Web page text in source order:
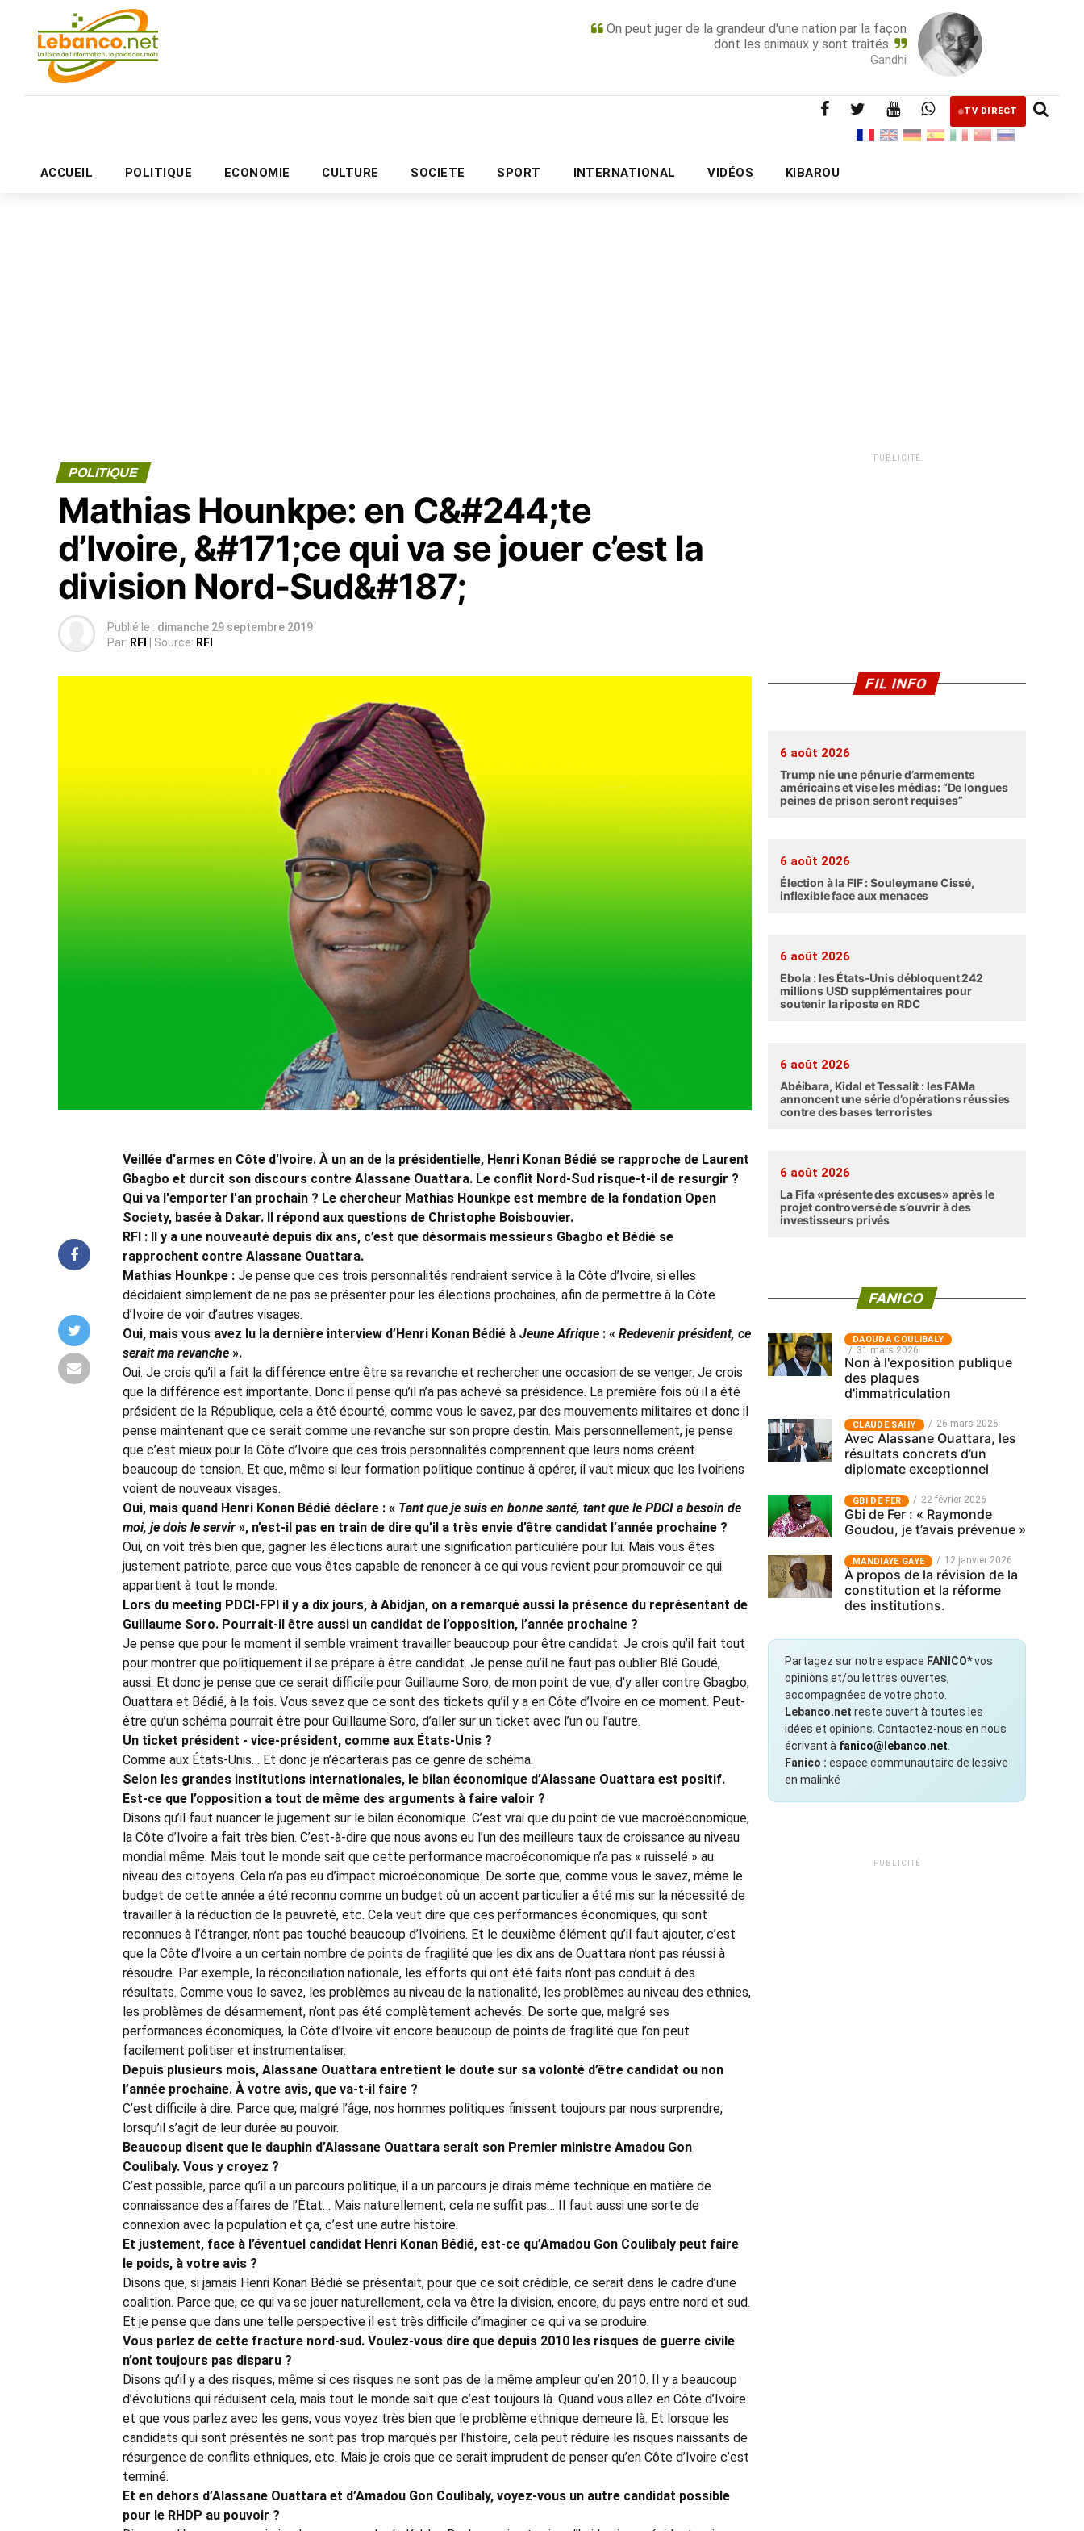
On peut juger de la grandeur d'une nation par la façon
dont les animaux y sont traités.
Gandhi
TV DIRECT
ACCUEIL POLITIQUE ECONOMIE CULTURE SOCIETE SPORT INTERNATIONAL VIDÉOS KIBAROU
PUBLICITÉ
POLITIQUE
Mathias Hounkpe: en C&#244;te
d’Ivoire, &#171;ce qui va se jouer c’est la
division Nord-Sud&#187;
Publié le : dimanche 29 septembre 2019
Par: RFI | Source: RFI
Veillée d'armes en Côte d'Ivoire. À un an de la présidentielle, Henri Konan Bédié se rapproche de Laurent
Gbagbo et durcit son discours contre Alassane Ouattara. Le conflit Nord-Sud risque-t-il de resurgir ?
Qui va l'emporter l'an prochain ? Le chercheur Mathias Hounkpe est membre de la fondation Open
Society, basée à Dakar. Il répond aux questions de Christophe Boisbouvier.
RFI : Il y a une nouveauté depuis dix ans, c’est que désormais messieurs Gbagbo et Bédié se
rapprochent contre Alassane Ouattara.
Mathias Hounkpe : Je pense que ces trois personnalités rendraient service à la Côte d’Ivoire, si elles
décidaient simplement de ne pas se présenter pour les élections prochaines, afin de permettre à la Côte
d’Ivoire de voir d’autres visages.
Oui, mais vous avez lu la dernière interview d’Henri Konan Bédié à Jeune Afrique : « Redevenir président, ce
serait ma revanche ».
Oui. Je crois qu’il a fait la différence entre être sa revanche et rechercher une occasion de se venger. Je crois
que la différence est importante. Donc il pense qu’il n’a pas achevé sa présidence. La première fois où il a été
président de la République, cela a été écourté, comme vous le savez, par des mouvements militaires et donc il
pense maintenant que ce serait comme une revanche sur son propre destin. Mais personnellement, je pense
que c’est mieux pour la Côte d’Ivoire que ces trois personnalités comprennent que leurs noms créent
beaucoup de tension. Et que, même si leur formation politique continue à opérer, il vaut mieux que les Ivoiriens
voient de nouveaux visages.
Oui, mais quand Henri Konan Bédié déclare : « Tant que je suis en bonne santé, tant que le PDCI a besoin de
moi, je dois le servir », n’est-il pas en train de dire qu’il a très envie d’être candidat l’année prochaine ?
Oui, on voit très bien que, gagner les élections aurait une signification particulière pour lui. Mais vous êtes
justement patriote, parce que vous êtes capable de renoncer à ce qui vous revient pour promouvoir ce qui
appartient à tout le monde.
Lors du meeting PDCI-FPI il y a dix jours, à Abidjan, on a remarqué aussi la présence du représentant de
Guillaume Soro. Pourrait-il être aussi un candidat de l’opposition, l’année prochaine ?
Je pense que pour le moment il semble vraiment travailler beaucoup pour être candidat. Je crois qu’il fait tout
pour montrer que politiquement il se prépare à être candidat. Je pense qu’il ne faut pas oublier Blé Goudé,
aussi. Et donc je pense que ce serait difficile pour Guillaume Soro, de mon point de vue, d’y aller contre Gbagbo,
Ouattara et Bédié, à la fois. Vous savez que ce sont des tickets qu’il y a en Côte d’Ivoire en ce moment. Peut-
être qu’un schéma pourrait être pour Guillaume Soro, d’aller sur un ticket avec l’un ou l’autre.
Un ticket président - vice-président, comme aux États-Unis ?
Comme aux États-Unis… Et donc je n’écarterais pas ce genre de schéma.
Selon les grandes institutions internationales, le bilan économique d’Alassane Ouattara est positif.
Est-ce que l’opposition a tout de même des arguments à faire valoir ?
Disons qu’il faut nuancer le jugement sur le bilan économique. C’est vrai que du point de vue macroéconomique,
la Côte d’Ivoire a fait très bien. C’est-à-dire que nous avons eu l’un des meilleurs taux de croissance au niveau
mondial même. Mais tout le monde sait que cette performance macroéconomique n’a pas « ruisselé » au
niveau des citoyens. Cela n’a pas eu d’impact microéconomique. De sorte que, comme vous le savez, même le
budget de cette année a été reconnu comme un budget où un accent particulier a été mis sur la nécessité de
travailler à la réduction de la pauvreté, etc. Cela veut dire que ces performances économiques, qui sont
reconnues à l’étranger, n’ont pas touché beaucoup d’Ivoiriens. Et le deuxième élément qu’il faut ajouter, c’est
que la Côte d’Ivoire a un certain nombre de points de fragilité que les dix ans de Ouattara n’ont pas réussi à
résoudre. Par exemple, la réconciliation nationale, les efforts qui ont été faits n’ont pas conduit à des
résultats. Comme vous le savez, les problèmes au niveau de la nationalité, les problèmes au niveau des ethnies,
les problèmes de désarmement, n’ont pas été complètement achevés. De sorte que, malgré ses
performances économiques, la Côte d’Ivoire vit encore beaucoup de points de fragilité que l’on peut
facilement politiser et instrumentaliser.
Depuis plusieurs mois, Alassane Ouattara entretient le doute sur sa volonté d’être candidat ou non
l’année prochaine. À votre avis, que va-t-il faire ?
C’est difficile à dire. Parce que, malgré l’âge, nos hommes politiques finissent toujours par nous surprendre,
lorsqu’il s’agit de leur durée au pouvoir.
Beaucoup disent que le dauphin d’Alassane Ouattara serait son Premier ministre Amadou Gon
Coulibaly. Vous y croyez ?
C’est possible, parce qu’il a un parcours politique, il a un parcours je dirais même technique en matière de
connaissance des affaires de l’État… Mais naturellement, cela ne suffit pas… Il faut aussi une sorte de
connexion avec la population et ça, c’est une autre histoire.
Et justement, face à l’éventuel candidat Henri Konan Bédié, est-ce qu’Amadou Gon Coulibaly peut faire
le poids, à votre avis ?
Disons que, si jamais Henri Konan Bédié se présentait, pour que ce soit crédible, ce serait dans le cadre d’une
coalition. Parce que, ce qui va se jouer naturellement, cela va être la division, encore, du pays entre nord et sud.
Et je pense que dans une telle perspective il est très difficile d’imaginer ce qui va se produire.
Vous parlez de cette fracture nord-sud. Voulez-vous dire que depuis 2010 les risques de guerre civile
n’ont toujours pas disparu ?
Disons qu’il y a des risques, même si ces risques ne sont pas de la même ampleur qu’en 2010. Il y a beaucoup
d’évolutions qui réduisent cela, mais tout le monde sait que c’est toujours là. Quand vous allez en Côte d’Ivoire
et que vous parlez avec les gens, vous voyez très bien que le problème ethnique demeure là. Et lorsque les
candidats qui sont présentés ne sont pas trop marqués par l’histoire, cela peut réduire les risques naissants de
résurgence de conflits ethniques, etc. Mais je crois que ce serait imprudent de penser qu’en Côte d’Ivoire c’est
terminé.
Et en dehors d’Alassane Ouattara et d’Amadou Gon Coulibaly, voyez-vous un autre candidat possible
pour le RHDP au pouvoir ?
PUBLICITÉ
FIL INFO
6 août 2026
Trump nie une pénurie d’armements
américains et vise les médias: “De longues
peines de prison seront requises”
6 août 2026
Élection à la FIF : Souleymane Cissé,
inflexible face aux menaces
6 août 2026
Ebola : les États-Unis débloquent 242
millions USD supplémentaires pour
soutenir la riposte en RDC
6 août 2026
Abéibara, Kidal et Tessalit : les FAMa
annoncent une série d’opérations réussies
contre des bases terroristes
6 août 2026
La Fifa «présente des excuses» après le
projet controversé de s’ouvrir à des
investisseurs privés
FANICO
‎DAOUDA COULIBALY
31 mars 2026
Non à l'exposition publique
des plaques
d'immatriculation
CLAUDE SAHY 26 mars 2026
Avec Alassane Ouattara, les
résultats concrets d’un
diplomate exceptionnel
GBI DE FER 22 février 2026
Gbi de Fer : « Raymonde
Goudou, je t’avais prévenue »
MANDIAYE GAYE 12 janvier 2026
À propos de la révision de la
constitution et la réforme
des institutions.
Partagez sur notre espace FANICO*vos
opinions et/ou lettres ouvertes,
accompagnées de votre photo.
Lebanco.net reste ouvert à toutes les
idées et opinions. Contactez-nous en nous
écrivant à fanico@lebanco.net
Fanico : espace communautaire de lessive
en malinké
PUBLICITÉ